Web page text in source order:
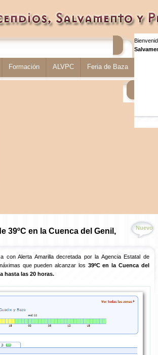
Formación ALVPC Feria de Baza
39ºC en la Cuenca del Genil,
Nuevo
con Alerta Amarilla decretada por la Agencia Estatal de
que pueden alcanzar los 39ºC en la Cuenca del
hasta las 20 horas.